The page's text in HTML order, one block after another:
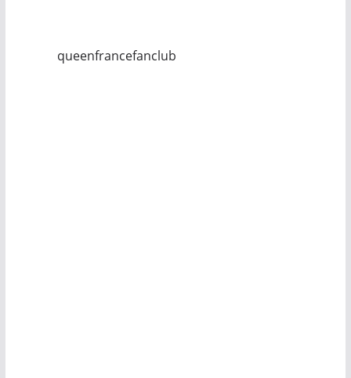
queenfrancefanclub